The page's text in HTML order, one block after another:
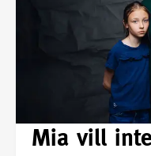
Mia vill